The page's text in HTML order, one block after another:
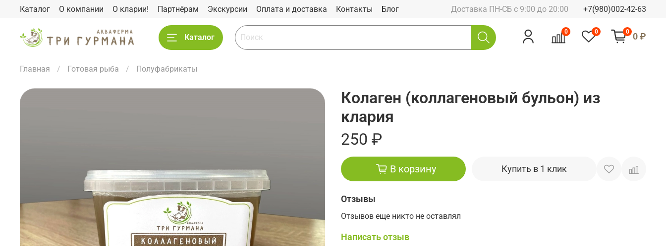
Каталог О компании О кларии! Партнёрам Экскурсии Оплата и доставка Контакты Блог Доставка ПН-СБ с 9:00 до 20:00 +7(980)002-42-63
Каталог
0 0 0 0 ₽
Главная Готовая рыба Полуфабрикаты
Колаген (коллагеновый бульон) из
клария
250 ₽
В корзину Купить в 1 клик
Отзывы
Отзывов еще никто не оставлял
Написать отзыв